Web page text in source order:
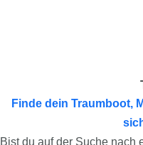
Finde dein Traumboot,
Bist du auf der Suche nach